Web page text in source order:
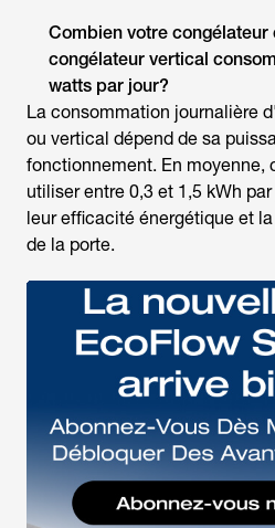
Combien votre congélateur
congélateur vertical
watts par jour?
La consommation journalière
ou vertical dépend de sa
fonctionnement. En moyenne,
utiliser entre 0,3 et 1,5 kWh
leur efficacité énergétique et
de la porte.